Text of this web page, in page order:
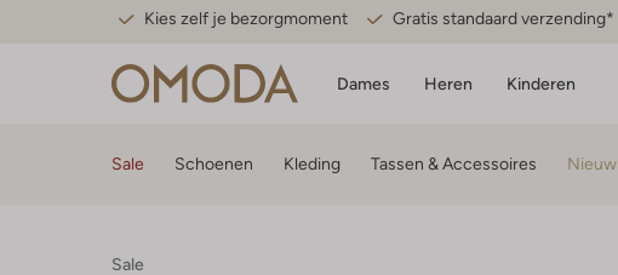
Kies zelf je bezorgmoment Gratis standaard verzending*
Dames Heren Kinderen
Sale Schoenen Kleding Tassen & Accessoires Nieuw
Sale